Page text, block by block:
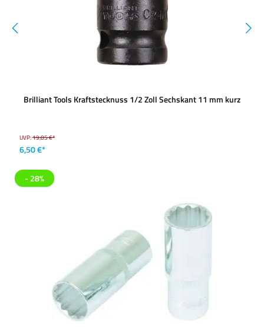
Brilliant Tools Kraftstecknuss 1/2 Zoll Sechskant 11 mm kurz
UVP:19,85 €*
6,50 €*
- 28%